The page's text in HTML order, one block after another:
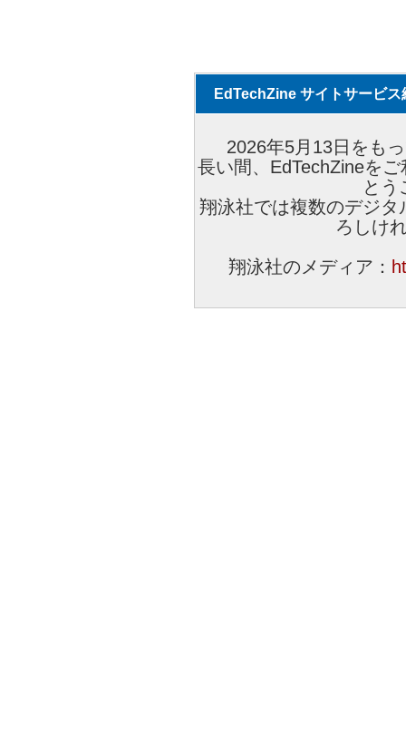
EdTechZine サイトサービス
2026年5月13日をも
長い間、EdTechZineを
とう
翔泳社では複数のデジ
ろしけ
翔泳社のメディア：